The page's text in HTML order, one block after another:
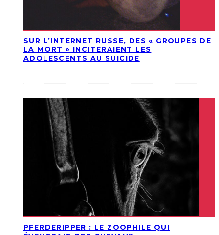
SUR L’INTERNET RUSSE, DES « GROUPES DE
LA MORT » INCITERAIENT LES
ADOLESCENTS AU SUICIDE
PFERDERIPPER : LE ZOOPHILE QUI